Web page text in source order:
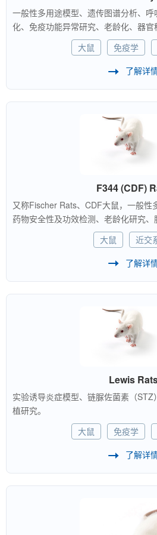
一般性多用途模型、遗传图谱分析、
化、免疫功能异常研究、老龄化、器官
大鼠
免疫学
了解详
F344 (CDF)
又称Fischer Rats、CDF大鼠，一般性
药物安全性及功效检测、老龄化研究、
大鼠
近交
了解详
Lewis
实验诱导炎症模型、链脲佐菌素（
植研究。
大鼠
免疫学
了解详